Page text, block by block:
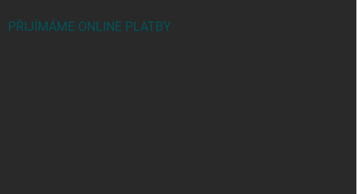
PŘIJÍMÁME ONLINE PLATBY